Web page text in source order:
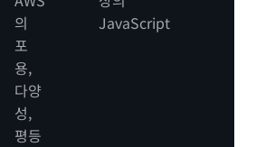
의
포
용,
다양
성,
평등
JavaScript